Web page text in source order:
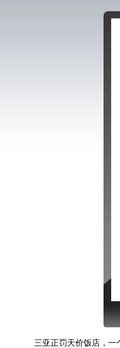
三亚正罚天价饭店，一个